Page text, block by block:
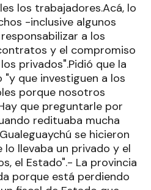
los trabajadores.Acá, lo
-inclusive algunos
a los
y el compromiso
privados".Pidió que la
que investiguen a los
porque nosotros
que preguntarle por
redituaba mucha
se hicieron
llevaba un privado y el
el Estado".- La provincia
porque está perdiendo